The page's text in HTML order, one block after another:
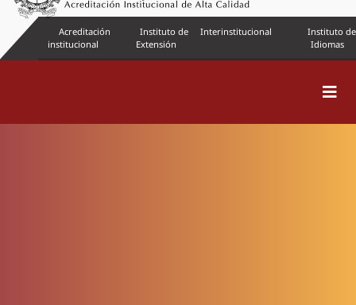
Acreditación
institucional
Instituto de
Extensión
Interinstitucional
Instituto de
Idiomas